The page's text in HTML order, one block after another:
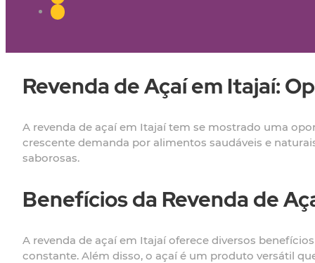
Revenda de Açaí em Itajaí:
A revenda de açaí em Itajaí tem se mostrado uma
crescente demanda por alimentos saudáveis e
saborosas.
Benefícios da Revenda de
A revenda de açaí em Itajaí oferece diversos
constante. Além disso, o açaí é um produto versátil